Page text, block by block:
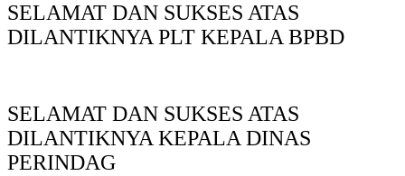
SELAMAT DAN SUKSES ATAS
DILANTIKNYA PLT KEPALA BPBD
SELAMAT DAN SUKSES ATAS
DILANTIKNYA KEPALA DINAS
PERINDAG